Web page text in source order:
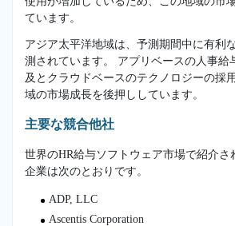
ています。
アジア太平洋地域は、予測期間中に有利
測されています。 アプリベースの人事給
及とクラウドベースのテクノロジーの採
域の市場成長を後押ししています。
主要な競合他社
世界のHR給与ソフトウェア市場で紹介さ
企業は次のとおりです。
ADP, LLC
Ascentis Corporation